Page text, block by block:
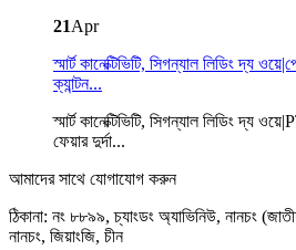
21Apr
স্মার্ট কানেক্টিভিটি, সিগন্যাল লিডিং দ্য
ক্যান্টন...
স্মার্ট কানেক্টিভিটি, সিগন্যাল লিডিং দ্য
ফেয়ার দুর্দা...
আমাদের সাথে যোগাযোগ করুন
ঠিকানা: নং ৮৮৯৯, চ্যাংডং অ্যাভিনিউ, নানচং
নানচং, জিয়াংজি, চীন